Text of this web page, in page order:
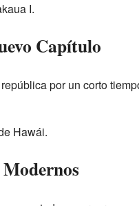
I.
Capítulo
por un corto
Hawái.